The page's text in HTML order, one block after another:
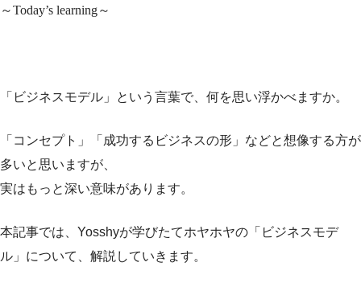
～Today’s learning～
「ビジネスモデル」という言葉で、何を思い浮かべますか。
「コンセプト」「成功するビジネスの形」などと想像する方が
多いと思いますが、
実はもっと深い意味があります。
本記事では、Yosshyが学びたてホヤホヤの「ビジネスモデ
ル」について、解説していきます。